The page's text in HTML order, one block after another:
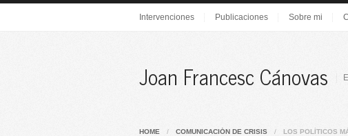
Intervenciones Publicaciones Sobre mi
Joan Francesc Cánovas
HOME / COMUNICACIÓN DE CRISIS / LOS POLÍTICOS